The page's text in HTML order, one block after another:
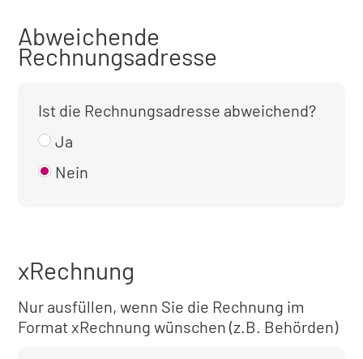
Abweichende
Rechnungsadresse
Ist die Rechnungsadresse abweichend?
Ja
Nein
xRechnung
Nur ausfüllen, wenn Sie die Rechnung im
Format xRechnung wünschen (z.B. Behörden)